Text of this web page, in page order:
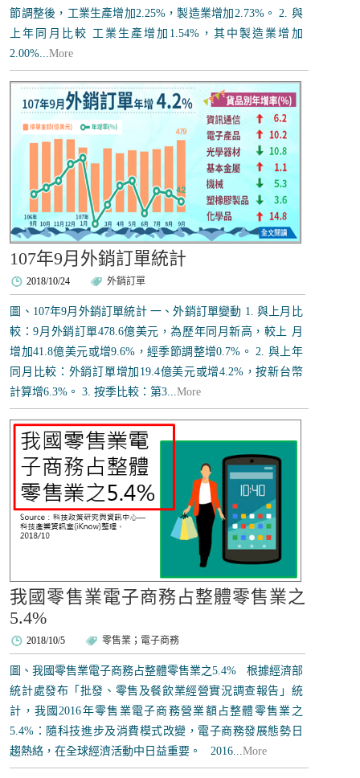
節調整後，工業生產增加2.25%，製造業增加2.73%。 2. 與
上年同月比較 工業生產增加1.54%，其中製造業增加
2.00%...More
107年9月外銷訂單統計
2018/10/24 外銷訂單
圖、107年9月外銷訂單統計 一、外銷訂單變動 1. 與上月比
較：9月外銷訂單478.6億美元，為歷年同月新高，較上 月
增加41.8億美元或增9.6%，經季節調整增0.7%。 2. 與上年
同月比較：外銷訂單增加19.4億美元或增4.2%，按新台幣
計算增6.3%。 3. 按季比較：第3...More
我國零售業電子商務占整體零售業之
5.4%
2018/10/5 零售業 ； 電子商務
圖、我國零售業電子商務占整體零售業之5.4% 根據經濟部
統計處發布「批發、零售及餐飲業經營實況調查報告」統
計，我國2016年零售業電子商務營業額占整體零售業之
5.4%：隨科技進步及消費模式改變，電子商務發展態勢日
趨熱絡，在全球經濟活動中日益重要。 2016...More